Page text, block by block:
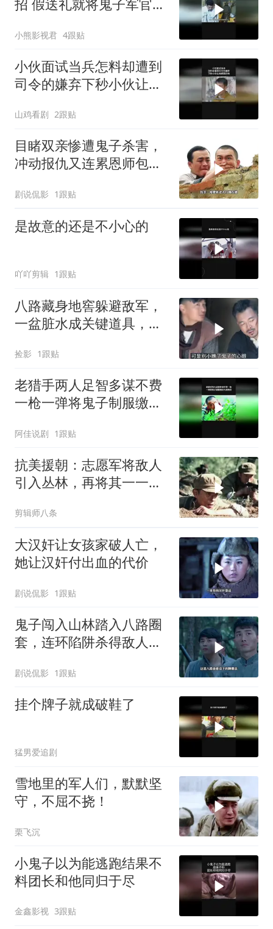
招 假送礼就将鬼子军官給
小熊影视君 4跟贴
小伙面试当兵怎料却遭到
司令的嫌弃下秒小伙让他
山鸡看剧 2跟贴
目睹双亲惨遭鬼子杀害，
冲动报仇又连累恩师包疙
剧说侃影 1跟贴
是故意的还是不小心的
吖吖剪辑 1跟贴
八路藏身地窖躲避敌军，
一盆脏水成关键道具，巧
捡影 1跟贴
老猎手两人足智多谋不费
一枪一弹将鬼子制服缴获
阿佳说剧 1跟贴
抗美援朝：志愿军将敌人
引入丛林，再将其一一干
剪辑师八条
大汉奸让女孩家破人亡，
她让汉奸付出血的代价
剧说侃影 1跟贴
鬼子闯入山林踏入八路圈
套，连环陷阱杀得敌人落
剧说侃影 1跟贴
挂个牌子就成破鞋了
猛男爱追剧
雪地里的军人们，默默坚
守，不屈不挠！
栗飞沉
小鬼子以为能逃跑结果不
料团长和他同归于尽
金鑫影视 3跟贴